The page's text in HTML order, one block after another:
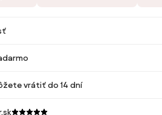
vrátiť do 14 dní